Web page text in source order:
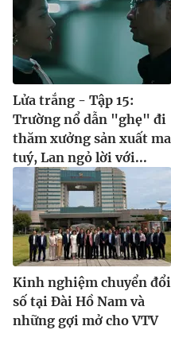
Lửa trắng - Tập 15:
Trường nổ dẫn "ghẹ" đi
thăm xưởng sản xuất ma
tuý, Lan ngỏ lời với...
Kinh nghiệm chuyển đổi
số tại Đài Hồ Nam và
những gợi mở cho VTV